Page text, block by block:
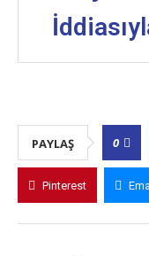
PAYLAŞ 0
Pinterest